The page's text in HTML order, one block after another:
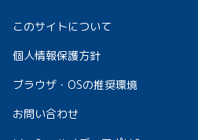
このサイトについて
個人情報保護方針
ブラウザ・OSの推奨環境
お問い合わせ